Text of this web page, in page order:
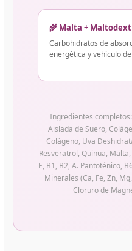
🌾 Malta +
Carbohidratos de
energética y vehículo
Ingredientes
Aislada de Suero,
Colágeno, Uva
Resveratrol, Quinua,
E, B1, B2, A. Pantoténico,
Minerales (Ca, Fe, Zn,
Cloruro de